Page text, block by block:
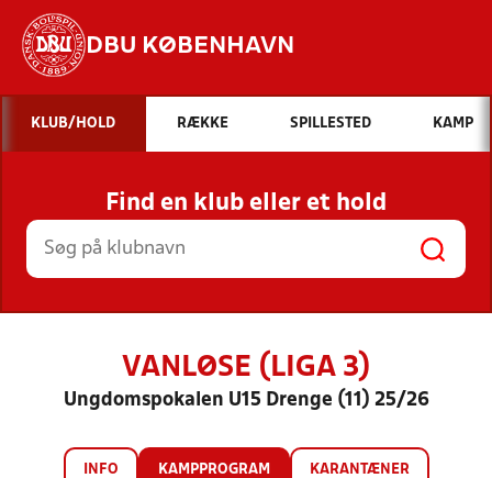
DBU KØBENHAVN
Hvad vil du søge efter?
INDHOLD OG NYHEDER
STILLINGER, RESULTATER, KLUBBER OG
HOLD
KLUB/HOLD RÆKKE SPILLESTED KAMP
Find en klub eller et hold
VANLØSE (LIGA 3)
Ungdomspokalen U15 Drenge (11) 25/26
INFO KAMPPROGRAM KARANTÆNER